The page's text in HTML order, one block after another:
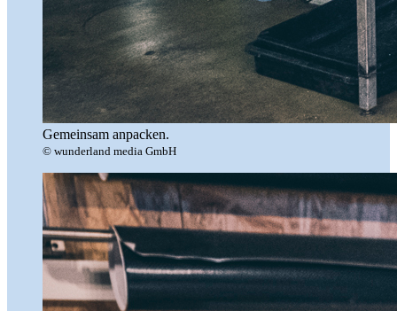
Gemeinsam anpacken.
© wunderland media GmbH